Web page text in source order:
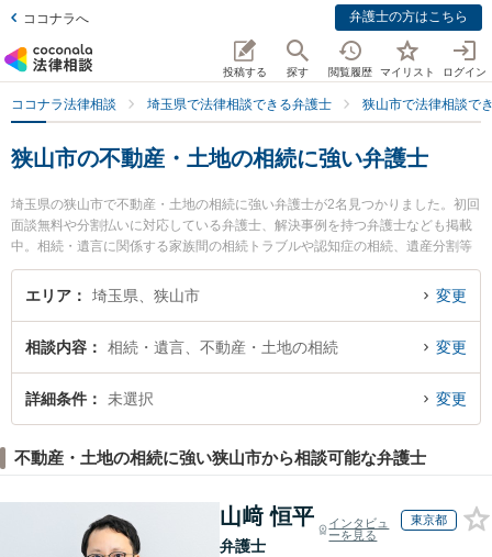
ココナラへ 弁護士の方はこちら
投稿する 探す 閲覧履歴 マイリスト ログイン
ココナラ法律相談 埼玉県で法律相談できる弁護士 狭山市で法律相談で
狭山市の不動産・土地の相続に強い弁護士
埼玉県の狭山市で不動産・土地の相続に強い弁護士が2名見つかりました。初回
面談無料や分割払いに対応している弁護士、解決事例を持つ弁護士なども掲載
中。相続・遺言に関係する家族間の相続トラブルや認知症の相続、遺産分割等
の細かな分野での絞り込み検索もでき便利です。特に小原・岡本法律事務所の
岡本 聡治弁護士や田島遼一法律事務所の田島 遼一弁護士のプロフィール情報や
地の相続のトラブル解決の実績豊富な近くの弁護士を検索したい』『初回相談
無料で不動産・土地の相続を法律相談できる狭山市内の弁護士に相談予約した
い』などでお困りの相談者さんにおすすめです。
エリア 埼玉県、狭山市 変更
相談内容 相続・遺言、不動産・土地の相続 変更
詳細条件 未選択 変更
不動産・土地の相続に強い狭山市から相談可能な弁護士
山﨑 恒平
弁護士
インタビュ
ーを見る
東京都